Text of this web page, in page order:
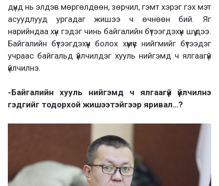
дүнд нь элдэв мөргөлдөөн, зөрчил, гэмт хэрэг гэх мэт
асуудлууд ургадаг жишээ ч өчнөөн бий. Яг
нарийндаа хүн гэдэг чинь байгалийн бүтээгдэхүүн шүү дээ.
Байгалийн бүтээгдэхүүн болох хүмүүс нийгмийг бүтээдэг
учраас байгальд үйлчилдэг хууль нийгэмд ч ялгаагүй
үйлчилнэ.
-Байгалийн хууль нийгэмд ч ялгаагүй үйлчилнэ
гэдгийг тодорхой жишээтэйгээр яривал…?